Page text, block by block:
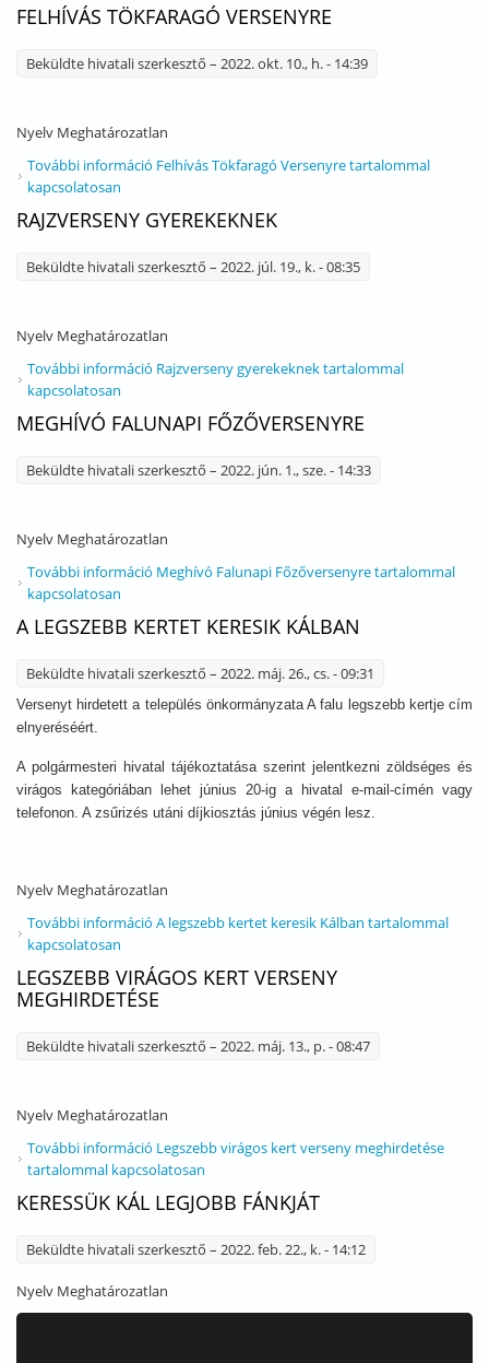
FELHÍVÁS TÖKFARAGÓ VERSENYRE
Beküldte hivatali szerkesztő – 2022. okt. 10., h. - 14:39
Nyelv Meghatározatlan
További információ Felhívás Tökfaragó Versenyre tartalommal
kapcsolatosan
RAJZVERSENY GYEREKEKNEK
Beküldte hivatali szerkesztő – 2022. júl. 19., k. - 08:35
Nyelv Meghatározatlan
További információ Rajzverseny gyerekeknek tartalommal
kapcsolatosan
MEGHÍVÓ FALUNAPI FŐZŐVERSENYRE
Beküldte hivatali szerkesztő – 2022. jún. 1., sze. - 14:33
Nyelv Meghatározatlan
További információ Meghívó Falunapi Főzőversenyre tartalommal
kapcsolatosan
A LEGSZEBB KERTET KERESIK KÁLBAN
Beküldte hivatali szerkesztő – 2022. máj. 26., cs. - 09:31
Versenyt hirdetett a település önkormányzata A falu legszebb kertje cím
elnyeréséért.
A polgármesteri hivatal tájékoztatása szerint jelentkezni zöldséges és
virágos kategóriában lehet június 20-ig a hivatal e-mail-címén vagy
telefonon. A zsűrizés utáni díjkiosztás június végén lesz.
Nyelv Meghatározatlan
További információ A legszebb kertet keresik Kálban tartalommal
kapcsolatosan
LEGSZEBB VIRÁGOS KERT VERSENY
MEGHIRDETÉSE
Beküldte hivatali szerkesztő – 2022. máj. 13., p. - 08:47
Nyelv Meghatározatlan
További információ Legszebb virágos kert verseny meghirdetése
tartalommal kapcsolatosan
KERESSÜK KÁL LEGJOBB FÁNKJÁT
Beküldte hivatali szerkesztő – 2022. feb. 22., k. - 14:12
Nyelv Meghatározatlan